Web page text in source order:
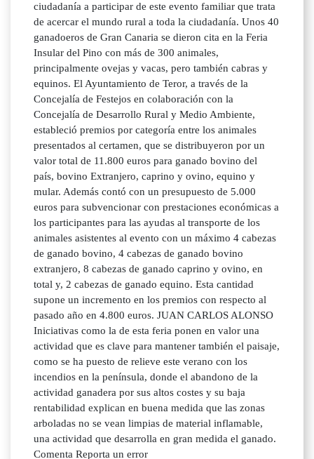
ciudadanía a participar de este evento familiar que trata
de acercar el mundo rural a toda la ciudadanía. Unos 40
ganadoeros de Gran Canaria se dieron cita en la Feria
Insular del Pino con más de 300 animales,
principalmente ovejas y vacas, pero también cabras y
equinos. El Ayuntamiento de Teror, a través de la
Concejalía de Festejos en colaboración con la
Concejalía de Desarrollo Rural y Medio Ambiente,
estableció premios por categoría entre los animales
presentados al certamen, que se distribuyeron por un
valor total de 11.800 euros para ganado bovino del
país, bovino Extranjero, caprino y ovino, equino y
mular. Además contó con un presupuesto de 5.000
euros para subvencionar con prestaciones económicas a
los participantes para las ayudas al transporte de los
animales asistentes al evento con un máximo 4 cabezas
de ganado bovino, 4 cabezas de ganado bovino
extranjero, 8 cabezas de ganado caprino y ovino, en
total y, 2 cabezas de ganado equino. Esta cantidad
supone un incremento en los premios con respecto al
pasado año en 4.800 euros. JUAN CARLOS ALONSO
Iniciativas como la de esta feria ponen en valor una
actividad que es clave para mantener también el paisaje,
como se ha puesto de relieve este verano con los
incendios en la península, donde el abandono de la
actividad ganadera por sus altos costes y su baja
rentabilidad explican en buena medida que las zonas
arboladas no se vean limpias de material inflamable,
una actividad que desarrolla en gran medida el ganado.
Comenta Reporta un error